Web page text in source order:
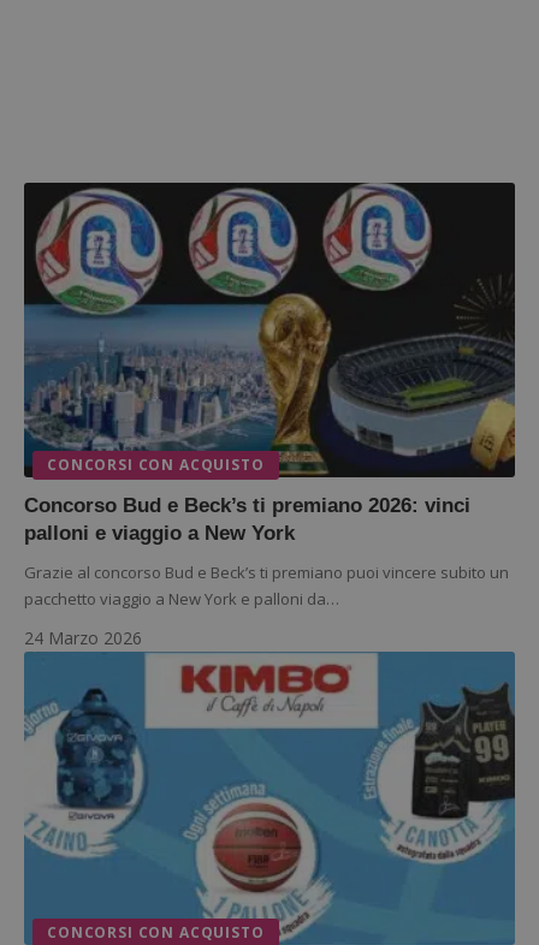
CONCORSI CON ACQUISTO
Concorso Bud e Beck’s ti premiano 2026: vinci
palloni e viaggio a New York
Grazie al concorso Bud e Beck’s ti premiano puoi vincere subito un
pacchetto viaggio a New York e palloni da…
24 Marzo 2026
CONCORSI CON ACQUISTO